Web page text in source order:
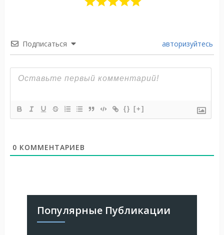
Подписаться авторизуйтесь
{} [+]
0 КОММЕНТАРИЕВ
Популярные Публикации